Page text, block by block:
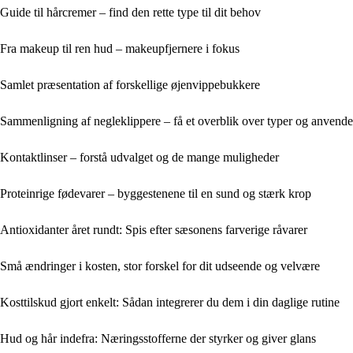
Guide til hårcremer – find den rette type til dit behov
Fra makeup til ren hud – makeupfjernere i fokus
Samlet præsentation af forskellige øjenvippebukkere
Sammenligning af negleklippere – få et overblik over typer og
Kontaktlinser – forstå udvalget og de mange muligheder
Proteinrige fødevarer – byggestenene til en sund og stærk krop
Antioxidanter året rundt: Spis efter sæsonens farverige råvarer
Små ændringer i kosten, stor forskel for dit udseende og velvære
Kosttilskud gjort enkelt: Sådan integrerer du dem i din daglige rutine
Hud og hår indefra: Næringsstofferne der styrker og giver glans